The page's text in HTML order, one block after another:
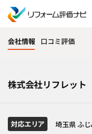
会社情報 口コミ評価
株式会社リフレット
対応エリア 埼玉県 ふ